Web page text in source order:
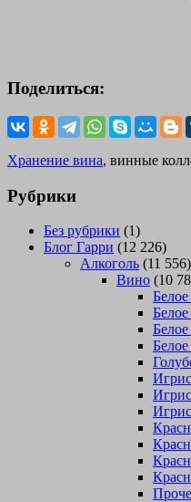
Поделиться:
Хранение вина, винные
Рубрики
Без рубрики (1)
Блог Гарри (12 226)
Алкоголь (11 556)
Вино (10
Белое
Белое